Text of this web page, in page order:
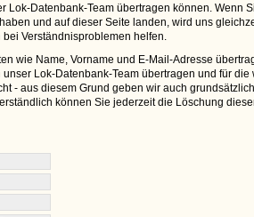
Lok-Datenbank-Team übertragen können. Wenn
und auf dieser Seite landen, wird uns
Verständnisproblemen helfen.
wie Name, Vorname und E-Mail-Adresse
Lok-Datenbank-Team übertragen und für die
- aus diesem Grund geben wir auch
können Sie jederzeit die Löschung